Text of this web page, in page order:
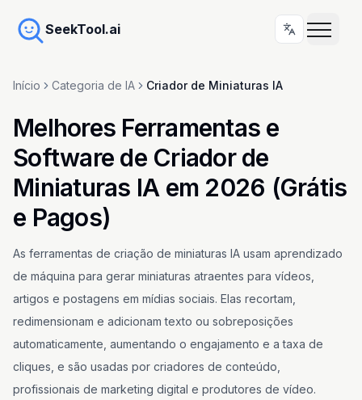
SeekTool.ai
Início Categoria de IA Criador de Miniaturas IA
Melhores Ferramentas e
Software de Criador de
Miniaturas IA em 2026 (Grátis
e Pagos)
As ferramentas de criação de miniaturas IA usam aprendizado
de máquina para gerar miniaturas atraentes para vídeos,
artigos e postagens em mídias sociais. Elas recortam,
redimensionam e adicionam texto ou sobreposições
automaticamente, aumentando o engajamento e a taxa de
cliques, e são usadas por criadores de conteúdo,
profissionais de marketing digital e produtores de vídeo.